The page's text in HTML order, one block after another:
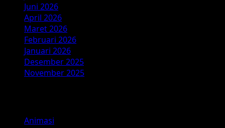
Juni 2026
April 2026
Maret 2026
Februari 2026
Januari 2026
Desember 2025
November 2025
Animasi